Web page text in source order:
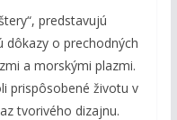
predstavujú
dôkazy o prechodných
a morskými plazmi.
prispôsobené životu v
tvorivého dizajnu.